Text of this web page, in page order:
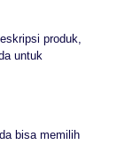
produk,
untuk
bisa memilih